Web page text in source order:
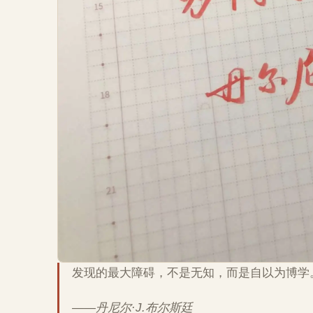
发现的最大障碍，不是无知，而是自以为博学
——丹尼尔·J.布尔斯廷